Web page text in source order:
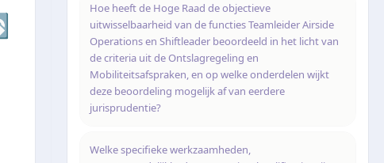
Hoe heeft de Hoge Raad de objectieve
uitwisselbaarheid van de functies Teamleider Airside
Operations en Shiftleader beoordeeld in het licht van
de criteria uit de Ontslagregeling en
Mobiliteitsafspraken, en op welke onderdelen wijkt
deze beoordeling mogelijk af van eerdere
jurisprudentie?
Welke specifieke werkzaamheden,